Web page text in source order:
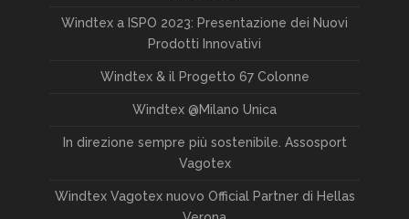
Windtex a ISPO 2023: Presentazione dei Nuovi
Prodotti Innovativi
Windtex & il Progetto 67 Colonne
Windtex @Milano Unica
In direzione sempre più sostenibile. Assosport
Vagotex
Windtex Vagotex nuovo Official Partner di Hellas